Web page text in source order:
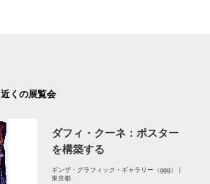
近くの展覧会
ダフィ・クーネ：ポスター
を構築する
ギンザ・グラフィック・ギャラリー（ggg） |
東京都